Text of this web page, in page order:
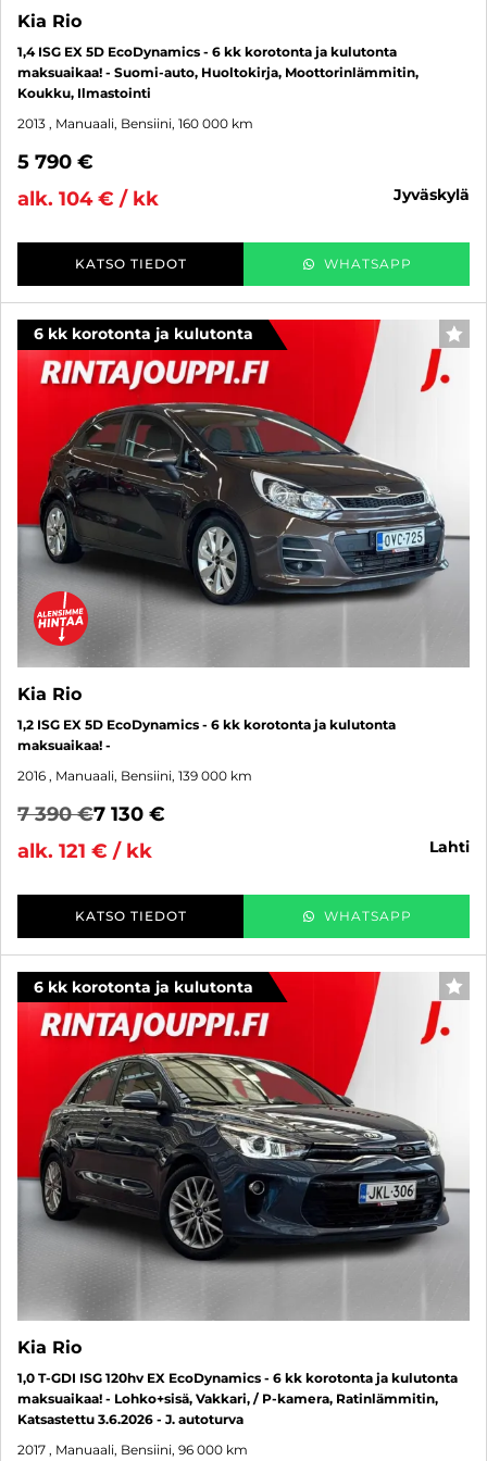
Kia Rio
1,4 ISG EX 5D EcoDynamics - 6 kk korotonta ja kulutonta
maksuaikaa! - Suomi-auto, Huoltokirja, Moottorinlämmitin,
Koukku, Ilmastointi
2013 , Manuaali, Bensiini, 160 000 km
5 790 €
alk. 104 € / kk
jyväskylä
KATSO TIEDOT WHATSAPP
6 kk korotonta ja kulutonta
Kia Rio
1,2 ISG EX 5D EcoDynamics - 6 kk korotonta ja kulutonta
maksuaikaa! -
2016 , Manuaali, Bensiini, 139 000 km
7 390 €7 130 €
alk. 121 € / kk
lahti
KATSO TIEDOT WHATSAPP
6 kk korotonta ja kulutonta
Kia Rio
1,0 T-GDI ISG 120hv EX EcoDynamics - 6 kk korotonta ja kulutonta
maksuaikaa! - Lohko+sisä, Vakkari, / P-kamera, Ratinlämmitin,
Katsastettu 3.6.2026 - J. autoturva
2017 , Manuaali, Bensiini, 96 000 km